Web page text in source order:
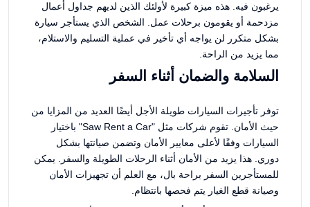
يرغبون فيه. هذه ميزة كبيرة لأولئك الذين لديهم جداول أعمال
مزدحمة أو يقومون برحلات عمل. الشخص الذي يستأجر سيارة
بشكل متكرر لن يواجه أي تأخير في عملية التسليم والاستلام،
مما يزيد من الراحة.
السلامة والضمان أثناء السفر
توفر تأجيرات السيارات طويلة الأجل أيضًا العديد من المزايا من
حيث الأمان. تقوم شركات مثل "Saw Rent a Car" باختيار
السيارات وفقًا لأعلى معايير الأمان وتضمن صيانتها بشكل
دوري. هذا يزيد من الأمان أثناء الرحلات الطويلة والسفر. يمكن
للمستأجرين السفر براحة بال، مع العلم أن تجهيزات الأمان
وصيانة قطع الغيار يتم فحصها بانتظام.